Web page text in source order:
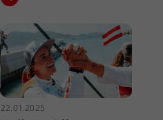
22.01.2025